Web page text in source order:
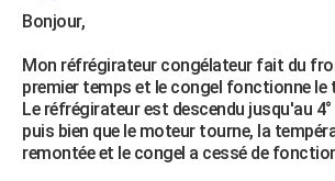
Essais
Réserver un essai
Citadines
Berlines
SUV
Forum auto
+HIGH-TECH
Mobiles
Meilleur smartphone
Internet
Ordinateurs
Jeux vidéo
Guide high-tech
+BRICOLAGE
Forum
Aménagement intérieur
Extérieur
Cuisine
Salle de bains
Jardinage
Rangement
WEEK-END
Bonjour,
Mon réfrégirateur congélateur fait du
premier temps et le congel fonctionne le
Le réfrégirateur est descendu jusqu'au
puis bien que le moteur tourne, la
remontée et le congel a cessé de